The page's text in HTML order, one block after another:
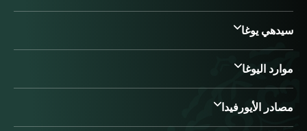
سيدهي يوغا
موارد اليوغا
مصادر الأيورفيدا